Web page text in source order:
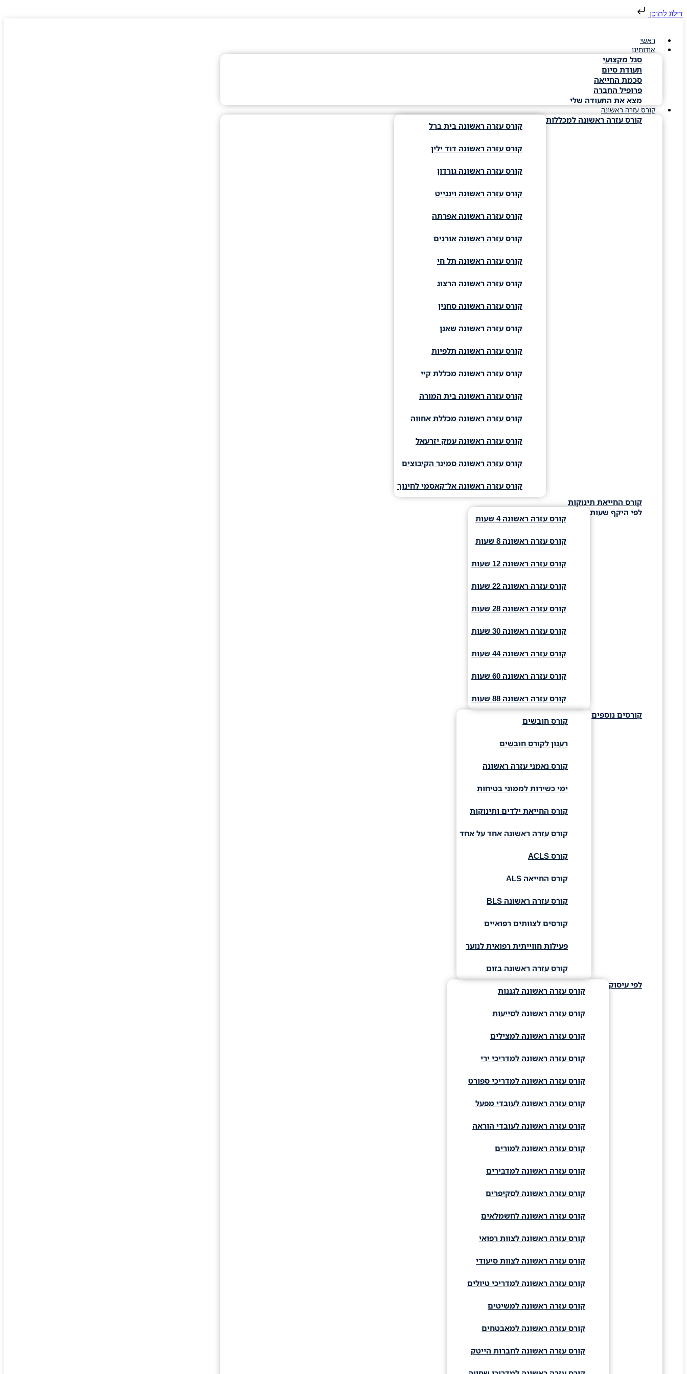
דילוג לתוכן
ראשי
אודותינו
סגל מקצועי
תעודת סיום
סכמת החייאה
פרופיל החברה
מצא את התעודה שלי
קורס עזרה ראשונה
קורס עזרה ראשונה למכללות
קורס עזרה ראשונה בית ברל
קורס עזרה ראשונה דוד ילין
קורס עזרה ראשונה גורדון
קורס עזרה ראשונה וינגייט
קורס עזרה ראשונה אפרתה
קורס עזרה ראשונה אורנים
קורס עזרה ראשונה תל חי
קורס עזרה ראשונה הרצוג
קורס עזרה ראשונה סחנין
קורס עזרה ראשונה שאנן
קורס עזרה ראשונה תלפיות
קורס עזרה ראשונה מכללת קיי
קורס עזרה ראשונה בית המורה
קורס עזרה ראשונה מכללת אחווה
קורס עזרה ראשונה עמק יזרעאל
קורס עזרה ראשונה סמינר הקיבוצים
קורס עזרה ראשונה אל־קאסמי לחינוך
קורס החייאת תינוקות
לפי היקף שעות
קורס עזרה ראשונה 4 שעות
קורס עזרה ראשונה 8 שעות
קורס עזרה ראשונה 12 שעות
קורס עזרה ראשונה 22 שעות
קורס עזרה ראשונה 28 שעות
קורס עזרה ראשונה 30 שעות
קורס עזרה ראשונה 44 שעות
קורס עזרה ראשונה 60 שעות
קורס עזרה ראשונה 88 שעות
קורסים נוספים
קורס חובשים
רענון לקורס חובשים
קורס נאמני עזרה ראשונה
ימי כשירות לממוני בטיחות
קורס החייאת ילדים ותינוקות
קורס עזרה ראשונה אחד על אחד
קורס ACLS
קורס החייאה ALS
קורס עזרה ראשונה BLS
קורסים לצוותים רפואיים
פעילות חווייתית רפואית לנוער
קורס עזרה ראשונה בזום
לפי עיסוק
קורס עזרה ראשונה לגננות
קורס עזרה ראשונה לסייעות
קורס עזרה ראשונה למצילים
קורס עזרה ראשונה למדריכי ירי
קורס עזרה ראשונה למדריכי ספורט
קורס עזרה ראשונה לעובדי מפעל
קורס עזרה ראשונה לעובדי הוראה
קורס עזרה ראשונה למורים
קורס עזרה ראשונה למדבירים
קורס עזרה ראשונה לסקיפרים
קורס עזרה ראשונה לחשמלאים
קורס עזרה ראשונה לצוות רפואי
קורס עזרה ראשונה לצוות סיעודי
קורס עזרה ראשונה למדריכי טיולים
קורס עזרה ראשונה למשיטים
קורס עזרה ראשונה למאבטחים
קורס עזרה ראשונה לחברות הייטק